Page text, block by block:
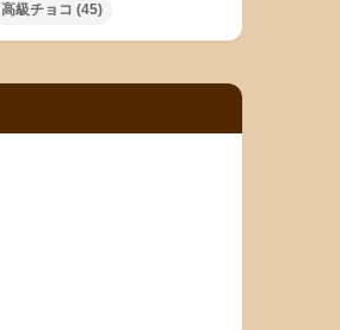
高級チョコ (45)